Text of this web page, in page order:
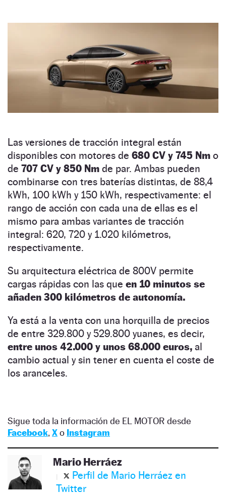
Las versiones de tracción integral están
disponibles con motores de 680 CV y 745 Nm o
de 707 CV y 850 Nm de par. Ambas pueden
combinarse con tres baterías distintas, de 88,4
kWh, 100 kWh y 150 kWh, respectivamente: el
rango de acción con cada una de ellas es el
mismo para ambas variantes de tracción
integral: 620, 720 y 1.020 kilómetros,
respectivamente.
Su arquitectura eléctrica de 800V permite
cargas rápidas con las que en 10 minutos se
añaden 300 kilómetros de autonomía.
Ya está a la venta con una horquilla de precios
de entre 329.800 y 529.800 yuanes, es decir,
entre unos 42.000 y unos 68.000 euros, al
cambio actual y sin tener en cuenta el coste de
los aranceles.
Sigue toda la información de EL MOTOR desde
Facebook, Xo Instagram
Mario Herráez
Perfil de Mario Herráez en
Twitter